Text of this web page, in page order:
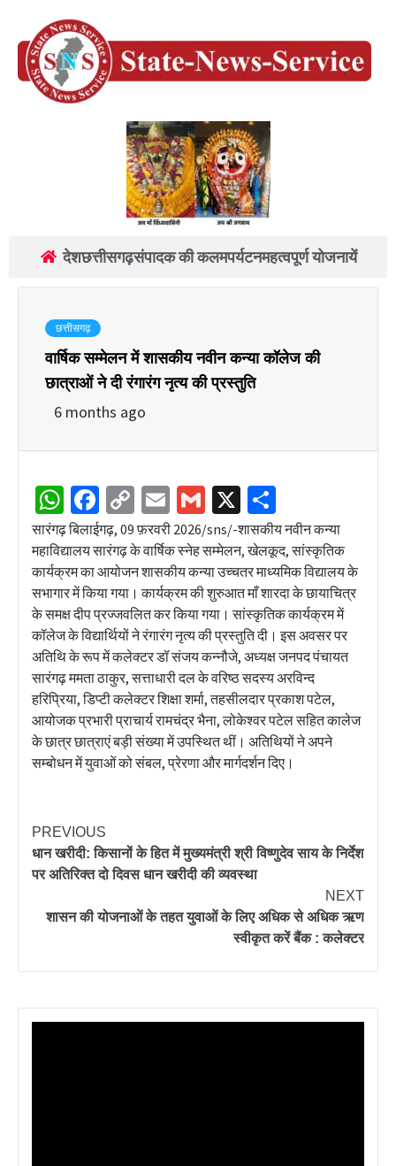
देशछत्तीसगढ़संपादक की कलमपर्यटनमहत्वपूर्ण योजनायें
छत्तीसगढ़
वार्षिक सम्मेलन में शासकीय नवीन कन्या कॉलेज की
छात्राओं ने दी रंगारंग नृत्य की प्रस्तुति
6 months ago
WhatsApp
Facebook
Copy
Link
EmailGmail
X
सारंगढ़ बिलाईगढ़, 09 फ़रवरी 2026/sns/-शासकीय नवीन कन्या
महाविद्यालय सारंगढ़ के वार्षिक स्नेह सम्मेलन, खेलकूद, सांस्कृतिक
कार्यक्रम का आयोजन शासकीय कन्या उच्चतर माध्यमिक विद्यालय के
सभागार में किया गया। कार्यक्रम की शुरुआत माँ शारदा के छायाचित्र
के समक्ष दीप प्रज्जवलित कर किया गया। सांस्कृतिक कार्यक्रम में
कॉलेज के विद्यार्थियों ने रंगारंग नृत्य की प्रस्तुति दी। इस अवसर पर
अतिथि के रूप में कलेक्टर डॉ संजय कन्नौजे, अध्यक्ष जनपद पंचायत
सारंगढ़ ममता ठाकुर, सत्ताधारी दल के वरिष्ठ सदस्य अरविन्द
हरिप्रिया, डिप्टी कलेक्टर शिक्षा शर्मा, तहसीलदार प्रकाश पटेल,
आयोजक प्रभारी प्राचार्य रामचंद्र भैना, लोकेश्वर पटेल सहित कालेज
के छात्र छात्राएं बड़ी संख्या में उपस्थित थीं। अतिथियों ने अपने
सम्बोधन में युवाओं को संबल, प्रेरणा और मार्गदर्शन दिए।
PREVIOUS
धान खरीदी: किसानों के हित में मुख्यमंत्री श्री विष्णुदेव साय के निर्देश
पर अतिरिक्त दो दिवस धान खरीदी की व्यवस्था
NEXT
शासन की योजनाओं के तहत युवाओं के लिए अधिक से अधिक ऋण
स्वीकृत करें बैंक : कलेक्टर